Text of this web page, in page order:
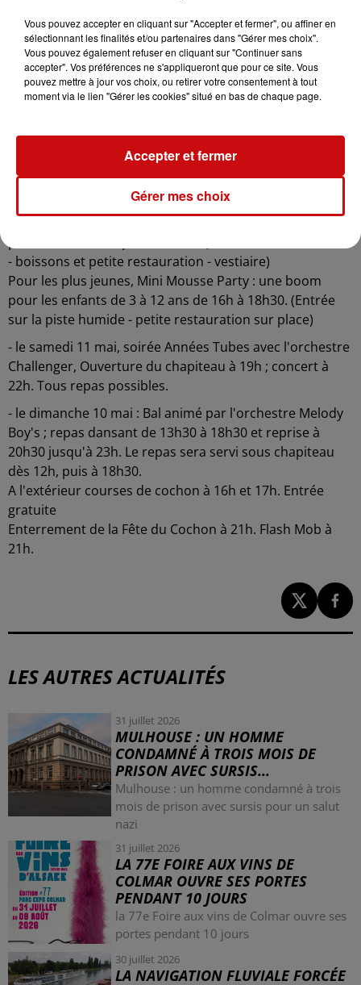
- le mercredi 8 mai, Soirée Génération 90' / 2000, animé
par DJ Mast ; ouverture du chapiteau à 19h ; début de
soirée à 22h ; Tous repas possibles.
- le jeudi 9 mai, après-midi et soirée dansantes : dès 12h,
l'orchestre Melody Boy's. Entrée libre.
Pour les sportifs : Les Foulées d'Ungersheim : 16
Course Nature d'Ungersheim.
- le vendredi 10 mai, à partir de 20h30 sous chapiteau,
piste sèche et une piste humide (entrée de 20h30 à 2h30
- boissons et petite restauration - vestiaire)
Pour les plus jeunes, Mini Mousse Party : une boom
pour les enfants de 3 à 12 ans de 16h à 18h30. (Entrée
sur la piste humide - petite restauration sur place)
- le samedi 11 mai, soirée Années Tubes avec l'orchestre
Challenger, Ouverture du chapiteau à 19h ; concert à
22h. Tous repas possibles.
- le dimanche 10 mai : Bal animé par l'orchestre Melody
Boy's ; repas dansant de 13h30 à 18h30 et reprise à
20h30 jusqu'à 23h. Le repas sera servi sous chapiteau
dès 12h, puis à 18h30.
A l'extérieur courses de cochon à 16h et 17h. Entrée
gratuite
Enterrement de la Fête du Cochon à 21h. Flash Mob à
21h.
LES AUTRES ACTUALITÉS
31 juillet 2026
MULHOUSE : UN HOMME
CONDAMNÉ À TROIS MOIS DE
PRISON AVEC SURSIS...
Mulhouse : un homme condamné à trois
mois de prison avec sursis pour un salut
nazi
31 juillet 2026
LA 77E FOIRE AUX VINS DE
COLMAR OUVRE SES PORTES
PENDANT 10 JOURS
la 77e Foire aux vins de Colmar ouvre ses
portes pendant 10 jours
30 juillet 2026
LA NAVIGATION FLUVIALE FORCÉE
Vous pouvez accepter en cliquant sur "Accepter et fermer", ou affiner en
sélectionnant les finalités et/ou partenaires dans "Gérer mes choix".
Vous pouvez également refuser en cliquant sur "Continuer sans
accepter". Vos préférences ne s'appliqueront que pour ce site. Vous
pouvez mettre à jour vos choix, ou retirer votre consentement à tout
moment via le lien "Gérer les cookies" situé en bas de chaque page.
Gérer mes choix
Accepter et fermer